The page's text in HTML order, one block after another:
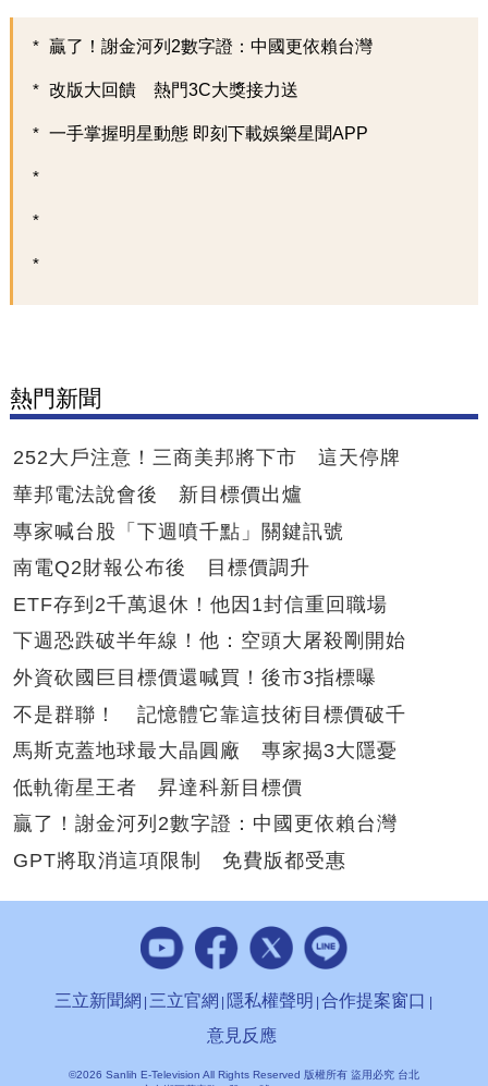
贏了！謝金河列2數字證：中國更依賴台灣
改版大回饋 熱門3C大獎接力送
一手掌握明星動態 即刻下載娛樂星聞APP
熱門新聞
252大戶注意！三商美邦將下市 這天停牌
華邦電法說會後 新目標價出爐
專家喊台股「下週噴千點」關鍵訊號
南電Q2財報公布後 目標價調升
ETF存到2千萬退休！他因1封信重回職場
下週恐跌破半年線！他：空頭大屠殺剛開始
外資砍國巨目標價還喊買！後市3指標曝
不是群聯！ 記憶體它靠這技術目標價破千
馬斯克蓋地球最大晶圓廠 專家揭3大隱憂
低軌衛星王者 昇達科新目標價
贏了！謝金河列2數字證：中國更依賴台灣
GPT將取消這項限制 免費版都受惠
三立新聞網 三立官網 隱私權聲明 合作提案窗口
意見反應
©2026 Sanlih E-Television All Rights Reserved 版權所有 盜用必究 台北